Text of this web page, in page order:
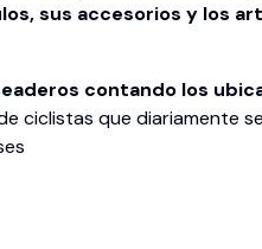
sus accesorios y los
contando los
ciclistas que diariamente